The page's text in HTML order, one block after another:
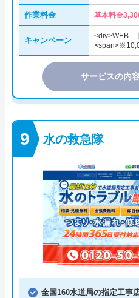
作業料金 基本料金
キャンペーン
サービスの内
水の救急隊
全国160水道局の指定工事